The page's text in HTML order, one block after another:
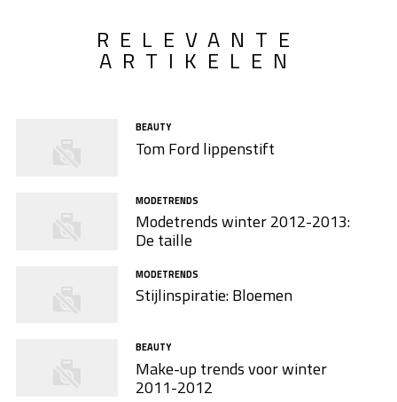
RELEVANTE
ARTIKELEN
BEAUTY
Tom Ford lippenstift
MODETRENDS
Modetrends winter 2012-2013:
De taille
MODETRENDS
Stijlinspiratie: Bloemen
BEAUTY
Make-up trends voor winter
2011-2012